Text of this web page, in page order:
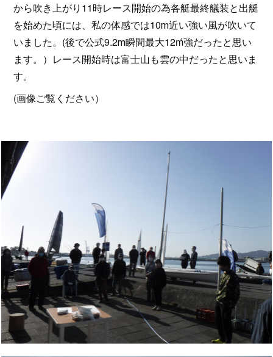
から吹き上がり11時レース開始の為各艇最終艤装と出艇
を始めた頃には、私の体感では10ⅿ近い強い風が吹いて
いました。(後で公式9.2ⅿ瞬間最大12ḿ強だったと思い
ます。）レース開始時は富士山も雲の中だったと思いま
す。
(画像ご覧ください）